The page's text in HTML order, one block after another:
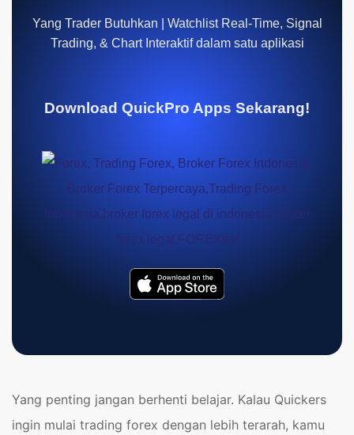
Yang Trader Butuhkan | Watchlist Real-Time, Signal
Trading, & Chart Interaktif dalam satu aplikasi
Download QuickPro Apps Sekarang!
Yang penting jangan berhenti belajar. Kalau Quickers
ingin mulai trading forex dengan lebih terarah, kamu